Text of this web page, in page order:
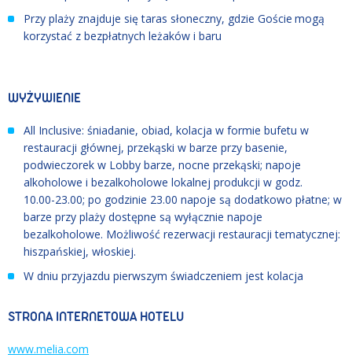
Przy plaży znajduje się taras słoneczny, gdzie Goście mogą
korzystać z bezpłatnych leżaków i baru
WYŻYWIENIE
All Inclusive: śniadanie, obiad, kolacja w formie bufetu w
restauracji głównej, przekąski w barze przy basenie,
podwieczorek w Lobby barze, nocne przekąski; napoje
alkoholowe i bezalkoholowe lokalnej produkcji w godz.
10.00-23.00; po godzinie 23.00 napoje są dodatkowo płatne; w
barze przy plaży dostępne są wyłącznie napoje
bezalkoholowe. Możliwość rezerwacji restauracji tematycznej:
hiszpańskiej, włoskiej.
W dniu przyjazdu pierwszym świadczeniem jest kolacja
STRONA INTERNETOWA HOTELU
www.melia.com